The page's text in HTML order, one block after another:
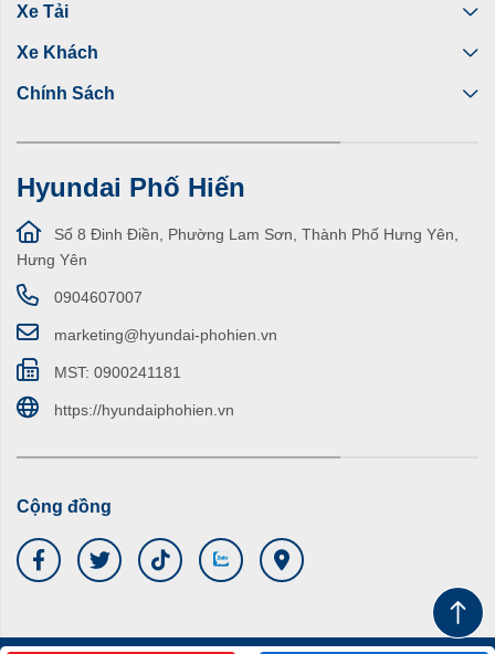
Xe Tải
Xe Khách
Chính Sách
Hyundai Phố Hiến
Số 8 Đinh Điền, Phường Lam Sơn, Thành Phố Hưng Yên,
Hưng Yên
0904607007
marketing@hyundai-phohien.vn
MST: 0900241181
https://hyundaiphohien.vn
Cộng đồng